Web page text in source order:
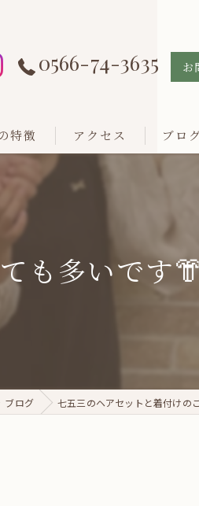
0566-74-3635 お
特徴 アクセス ブロ
も多いです
ブログ 七五三のヘアセットと着付けの